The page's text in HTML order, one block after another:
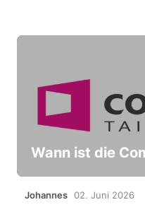
Wann ist die
Johannes 02. Juni 2026